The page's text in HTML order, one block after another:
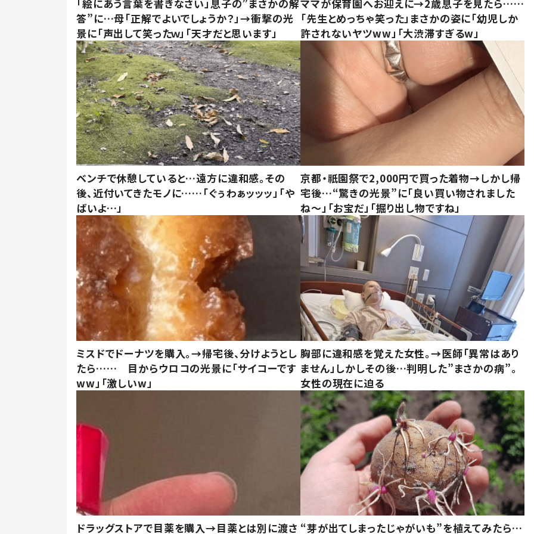
「絵にあう言葉を書きなさい」息子の”まさかの解
答”に…母「正解でよいでしょうか？」→衝撃の光
景に「声出して笑ったｗ」「天才だと思います」
ママが保育園へお迎えに→2歳息子を見たら……
「先生とめっちゃ笑った」まさかの姿に「幼児しか
許されないヤツww」「大渋滞すぎるw」
ベンチで休憩していると…遠方に違和感。その
後、近付いてきたモノに……「ぐぅわぁッッッ」「や
ばいよ…」
京都・祇園祭で2,000円で買った着物→しかし帰
宅後…“驚きの光景”に「良い買い物されました
ね～」「お宝だ」「掘り出し物ですね」
ミスドでドーナツを購入。→帰宅後、分けようとし
たら…… 目からウロコの光景に「サイコーです
ww」「激しいw」
胸部に違和感を覚えた女性。→医師「異常はあり
ません」しかしその後…判明した”まさかの病”。
女性の現在に迫る
ドラッグストアで目薬を購入→目薬とは別に渡さ “芽が出てしまったじゃがいも”を植えてみたら…